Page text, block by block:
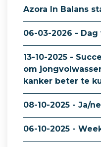
Azora In Balans
06-03-2026 -
13-10-2025 -
om
kanker beter te
08-10-2025 - Ja/
06-10-2025 -